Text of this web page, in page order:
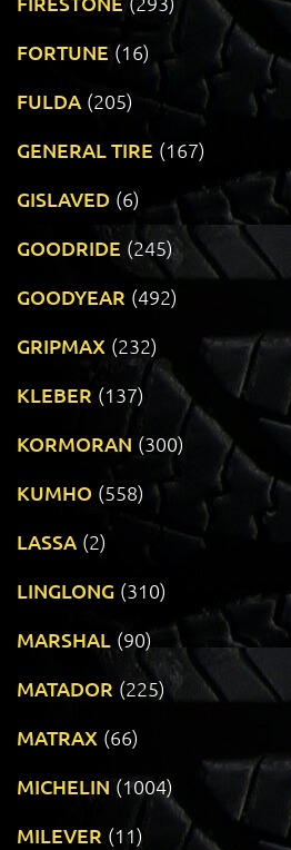
FORTUNE (16)
FULDA (205)
GENERAL TIRE (167)
GISLAVED (6)
GOODRIDE (245)
GOODYEAR (492)
GRIPMAX (232)
KLEBER (137)
KORMORAN (300)
KUMHO (558)
LASSA (2)
LINGLONG (310)
MARSHAL (90)
MATADOR (225)
MATRAX (66)
MICHELIN (1004)
MILEVER (11)